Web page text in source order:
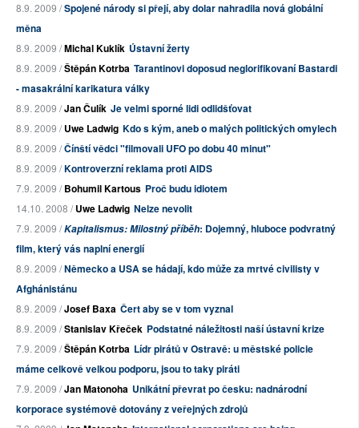
8.9. 2009 /Spojené národy si přejí, aby dolar nahradila nová globální
měna
8.9. 2009 /Michal Kuklík Ústavní žerty
8.9. 2009 /Štěpán Kotrba Tarantinovi doposud neglorifikovaní Bastardi
- masakrální karikatura války
8.9. 2009 /Jan Čulík Je velmi sporné lidi odlidšťovat
8.9. 2009 /Uwe Ladwig Kdo s kým, aneb o malých politických omylech
8.9. 2009 /Čínští vědci "filmovali UFO po dobu 40 minut"
8.9. 2009 /Kontroverzní reklama proti AIDS
7.9. 2009 /Bohumil Kartous Proč budu idiotem
14.10. 2008 /Uwe Ladwig Nelze nevolit
7.9. 2009 /Kapitalismus: Milostný příběh: Dojemný, hluboce podvratný
film, který vás naplní energií
8.9. 2009 /Německo a USA se hádají, kdo může za mrtvé civilisty v
Afghánistánu
8.9. 2009 /Josef Baxa Čert aby se v tom vyznal
8.9. 2009 /Stanislav Křeček Podstatné náležitosti naší ústavní krize
7.9. 2009 /Štěpán Kotrba Lídr pirátů v Ostravě: u městské policie
máme celkově velkou podporu, jsou to taky piráti
7.9. 2009 /Jan Matonoha Unikátní převrat po česku: nadnárodní
korporace systémově dotovány z veřejných zdrojů